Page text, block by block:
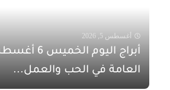
أغسطس 5, 2026
العامة في الحب والعمل...